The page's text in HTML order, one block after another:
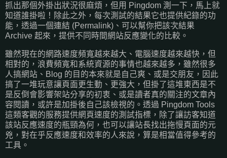
抓出那個外掛出狀況很麻煩，但用 Pingdom 測一下，馬上就
知道誰掛啦！除此之外，每次測試的結果它也提供紀錄的功
能，透過一個連結 (Permalink)、可以幫你把該次結果
Archive 起來，提供不同時間網站反應變化的比較。
雖然現在的網路速度頻寬越來越大、電腦速度越來越快，但
相對的，浪費頻寬和系統資源的事情也越來越多，雖然很多
人搞網站、Blog 的目的本來就是自己爽、或是交朋友，因此
搞了一堆玩意讓頁面更生動、更強大，但掛了這堆東西是不
是反倒會影響架站分享的初衷、或是讀者真的關注的文章內
容閱讀，或許是加掛後自己該檢視的。透過 Pingdom Tools
這類客觀的服務提供網頁速度的測試指標，除了讓訪客知道
該站反應速度的瓶頸為何，也可以讓站長找出拖慢頁面的元
兇，對在乎反應速度和效率的人來說，算是相當值得參考的
工具。